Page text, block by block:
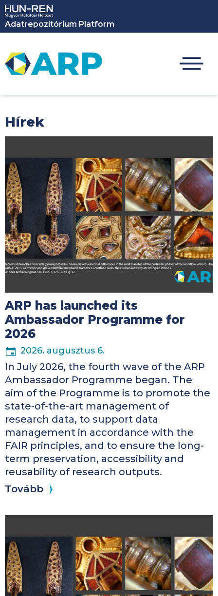
Ugrás a tartalomra
Adatrepozitórium Platform
Hírek
ARP has launched its
Ambassador Programme for
2026
2026. augusztus 6.
In July 2026, the fourth wave of the ARP
Ambassador Programme began. The
aim of the Programme is to promote the
state-of-the-art management of
research data, to support data
management in accordance with the
FAIR principles, and to ensure the long-
term preservation, accessibility and
reusability of research outputs.
Tovább